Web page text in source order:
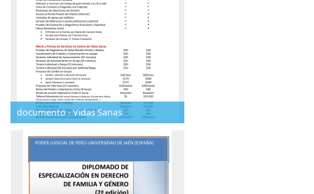
documento - Vidas Sanas